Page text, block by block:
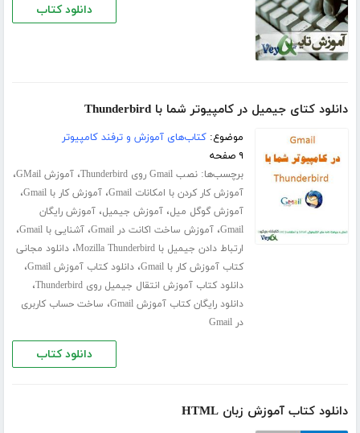
دانلود کتاب
دانلود کتای جیمیل در کامپیوتر شما با Thunderbird
موضوع:کتاب‌های آموزش و ترفند کامپیوتر
۹ صفحه
برچسب‌ها:نصب Gmail روی Thunderbird ،آموزش GMail ،
آموزش کار کردن با امکانات Gmail ،آموزش کار با Gmail ،
آموزش گوگل میل،آموزش جیمیل،آموزش رایگان
Gmail،آموزش ساخت اکانت در Gmail ،آشنایی با Gmail ،
ارتباط دادن جیمیل با Mozilla Thunderbird ،دانلود مجانی
کتاب آموزش کار با Gmail
،دانلود کتاب آموزش Gmail ،
دانلود کتاب آموزش انتقال جیمیل روی Thunderbird ،
دانلود رایگان کتاب آموزش Gmail ، ساخت حساب کاربری
در Gmail
دانلود کتاب
دانلود کتاب آموزش زبان HTML